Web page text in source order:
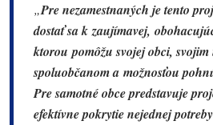
„Pre nezamestnaných je tento
dostať sa k zaujímavej,
ktorou pomôžu svojej obci,
spoluobčanom a možnosťou
Pre samotné obce predstavuje
efektívne pokrytie nejednej